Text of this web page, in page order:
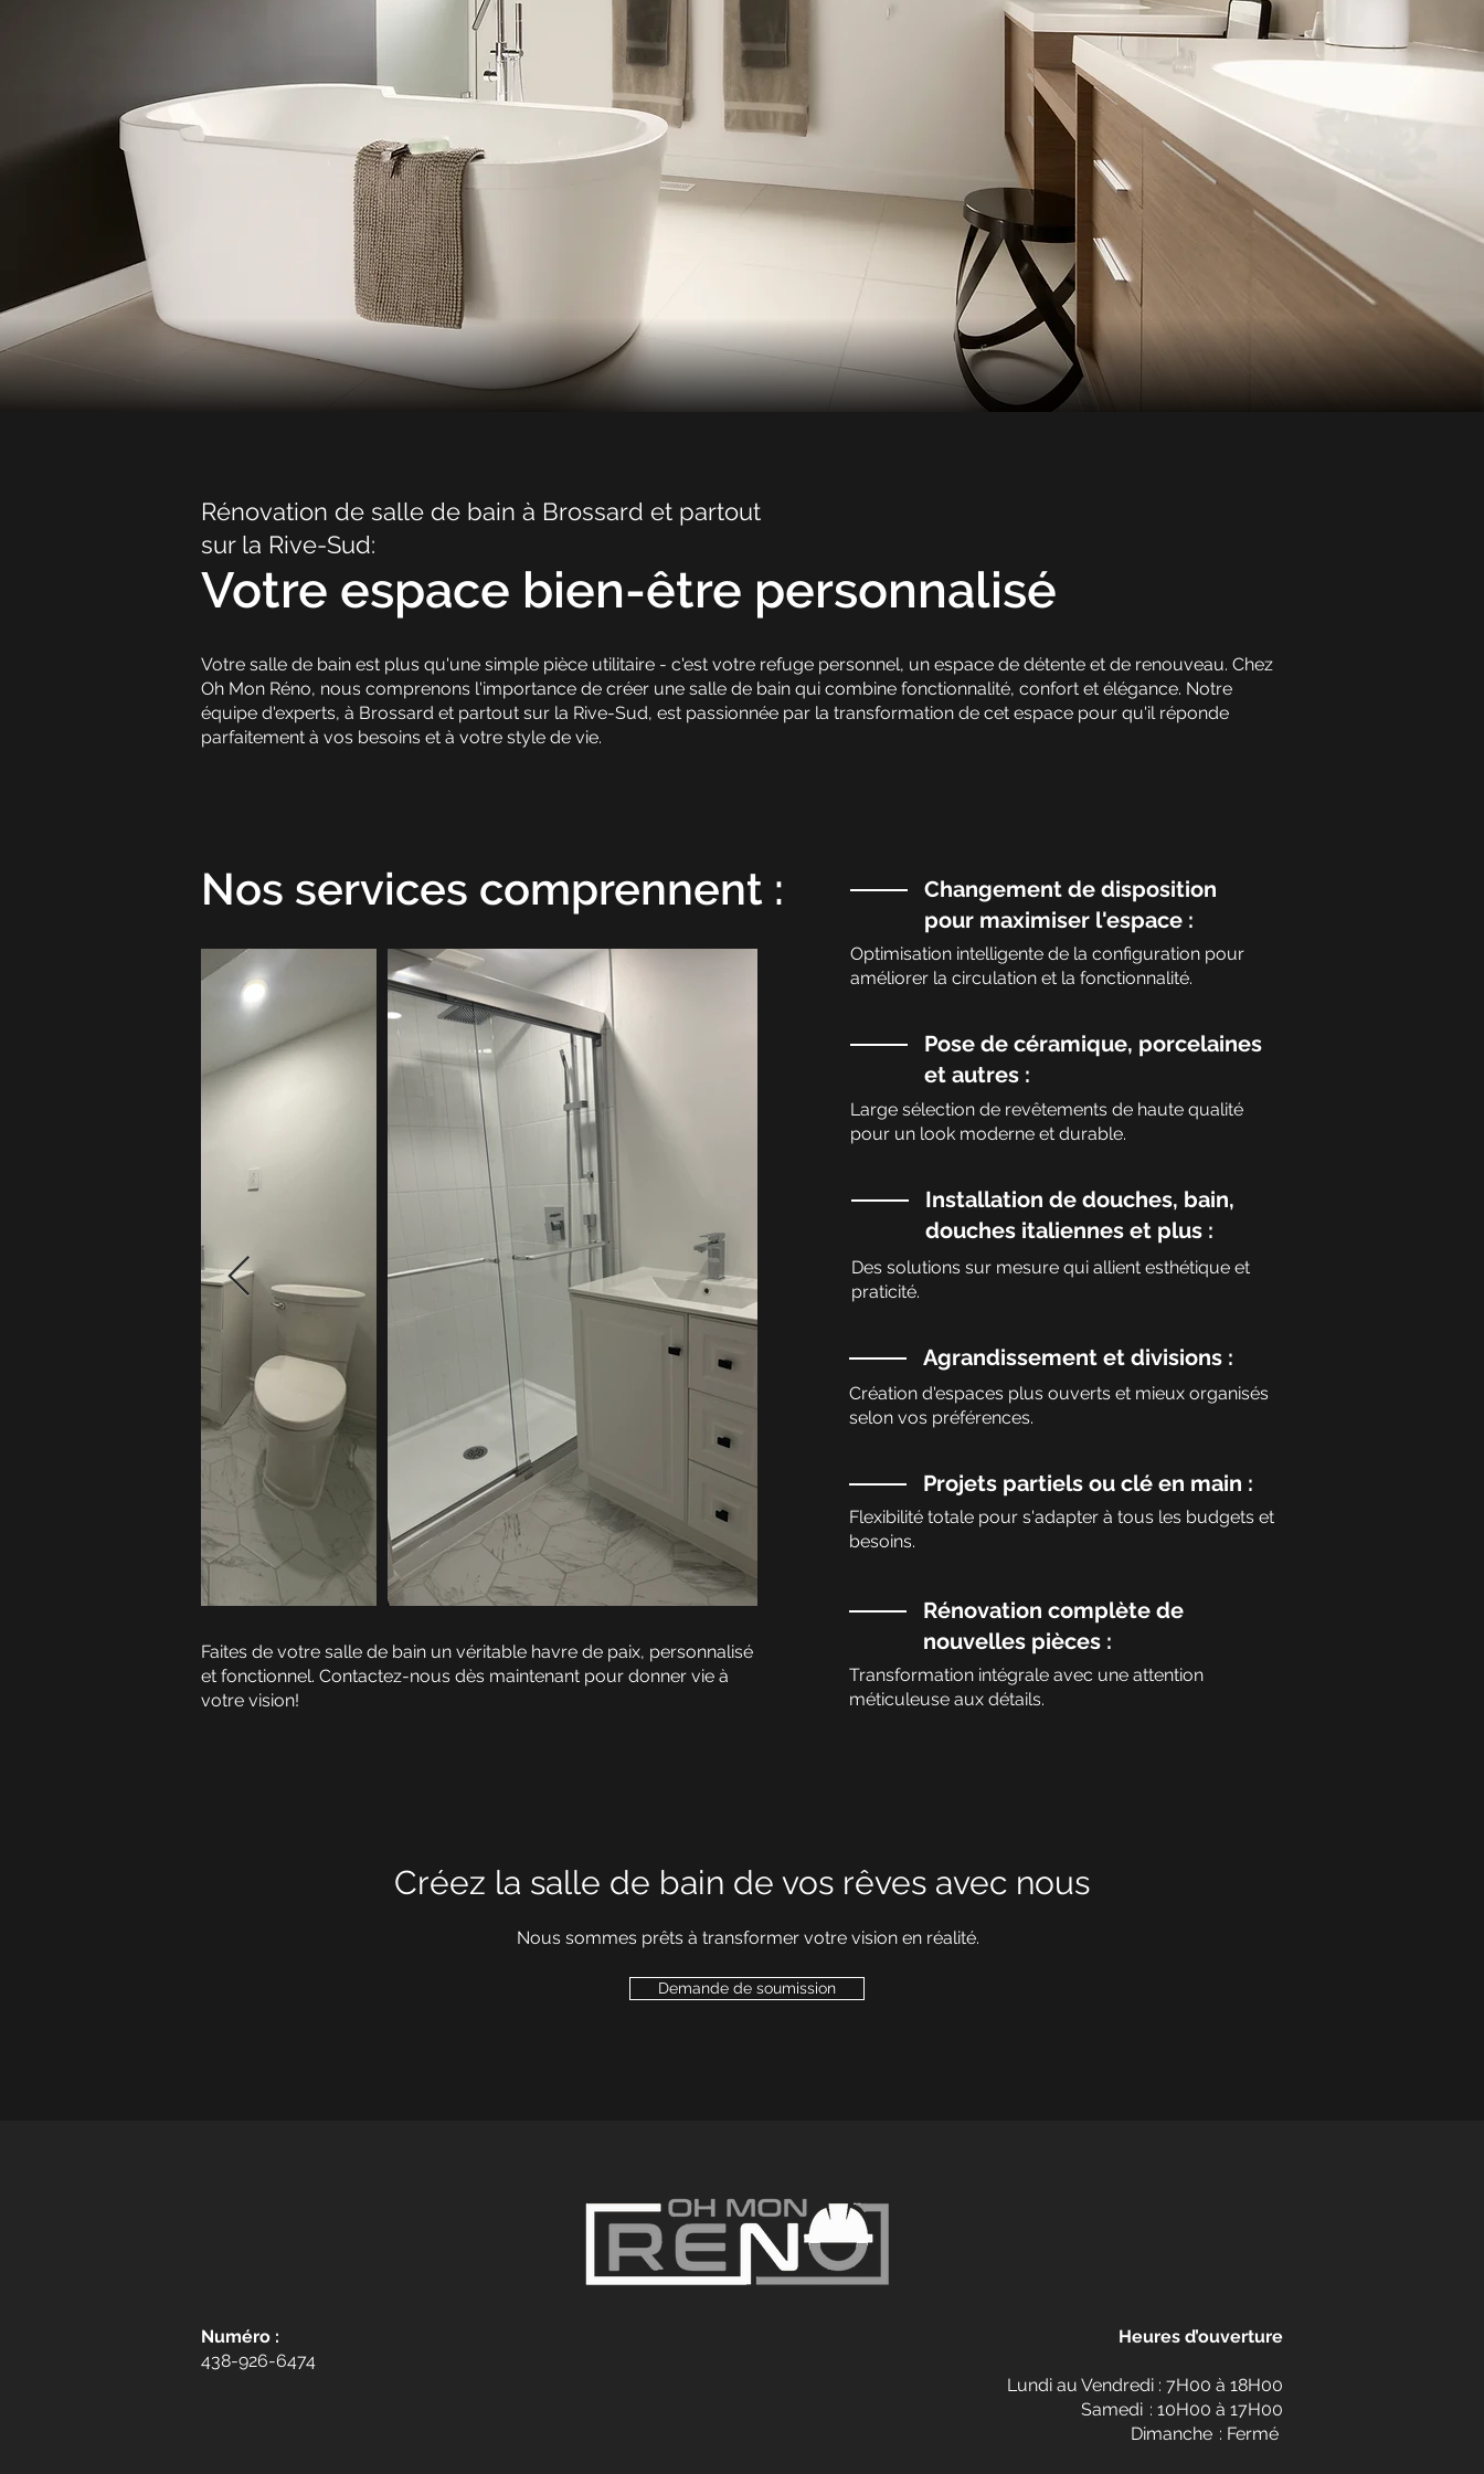
Rénovation de salle de bain à Brossard et partout
sur la Rive-Sud:
Votre espace bien-être personnalisé
Votre salle de bain est plus qu'une simple pièce utilitaire - c'est votre refuge personnel, un espace de détente et de renouveau. Chez
Oh Mon Réno, nous comprenons l'importance de créer une salle de bain qui combine fonctionnalité, confort et élégance. Notre
équipe d'experts, à Brossard et partout sur la Rive-Sud, est passionnée par la transformation de cet espace pour qu'il réponde
parfaitement à vos besoins et à votre style de vie.
Nos services comprennent :
Faites de votre salle de bain un véritable havre de paix, personnalisé
et fonctionnel. Contactez-nous dès maintenant pour donner vie à
votre vision!
Changement de disposition
pour maximiser l'espace :
Optimisation intelligente de la configuration pour
améliorer la circulation et la fonctionnalité.
Pose de céramique, porcelaines
et autres :
Large sélection de revêtements de haute qualité
pour un look moderne et durable.
Installation de douches, bain,
douches italiennes et plus :
Des solutions sur mesure qui allient esthétique et
praticité.
Agrandissement et divisions :
Création d'espaces plus ouverts et mieux organisés
selon vos préférences.
Projets partiels ou clé en main :
Flexibilité totale pour s'adapter à tous les budgets et
besoins.
Rénovation complète de
nouvelles pièces :
Transformation intégrale avec une attention
méticuleuse aux détails.
Créez la salle de bain de vos rêves avec nous
Nous sommes prêts à transformer votre vision en réalité.
Demande de soumission
Numéro :
438-926-6474
Heures d’ouverture
Lundi au Vendredi : 7H00 à 18H00
Samedi : 10H00 à 17H00
Dimanche : Fermé